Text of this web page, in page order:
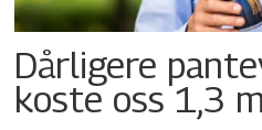
Dårligere
koste oss 1,3